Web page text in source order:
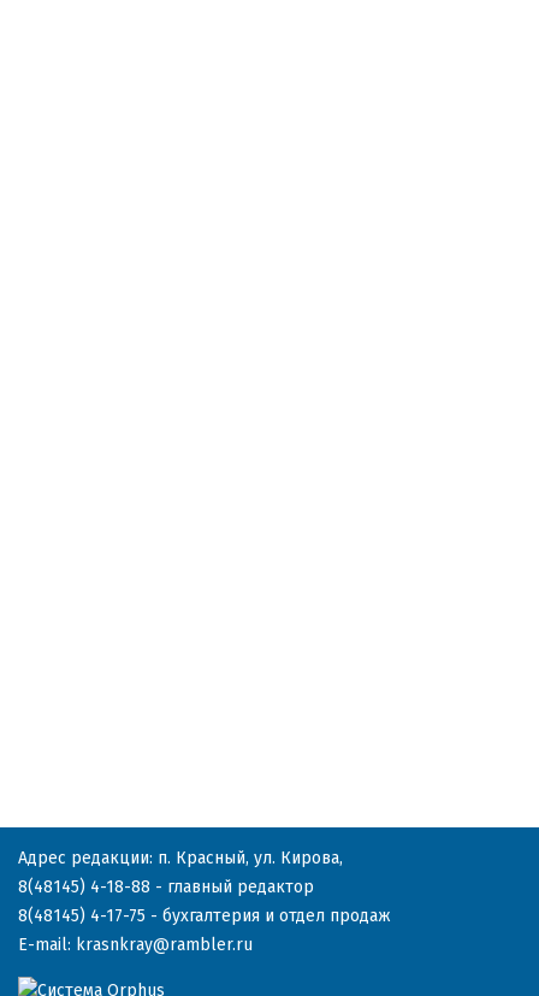
Адрес редакции: п. Красный, ул. Кирова,
8(48145) 4-18-88 - главный редактор
8(48145) 4-17-75 - бухгалтерия и отдел продаж
E-mail: krasnkray@rambler.ru